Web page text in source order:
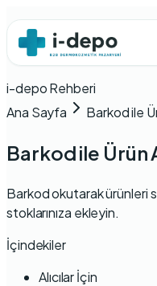
i-depo Rehberi
Ana Sayfa
Barkod ile
Barkod ile Ürün
Barkod okutarak ürünleri
stoklarınıza ekleyin.
İçindekiler
Alıcılar İçin